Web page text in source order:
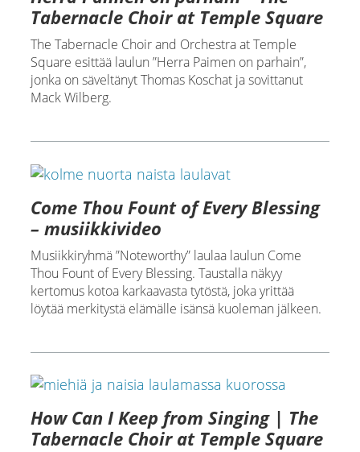
Tabernacle Choir at Temple Square
The Tabernacle Choir and Orchestra at Temple
Square esittää laulun ”Herra Paimen on parhain”,
jonka on säveltänyt Thomas Koschat ja sovittanut
Mack Wilberg.
Come Thou Fount of Every Blessing
– musiikkivideo
Musiikkiryhmä ”Noteworthy” laulaa laulun Come
Thou Fount of Every Blessing. Taustalla näkyy
kertomus kotoa karkaavasta tytöstä, joka yrittää
löytää merkitystä elämälle isänsä kuoleman jälkeen.
How Can I Keep from Singing | The
Tabernacle Choir at Temple Square